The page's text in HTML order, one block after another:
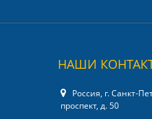
НАШИ
Россия, г. Санкт-
проспект, д. 50